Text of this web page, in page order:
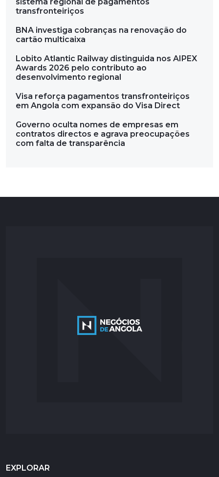
transfronteiriços
BNA investiga cobranças na renovação do
cartão multicaixa
Lobito Atlantic Railway distinguida nos AIPEX
Awards 2026 pelo contributo ao
desenvolvimento regional
Visa reforça pagamentos transfronteiriços
em Angola com expansão do Visa Direct
Governo oculta nomes de empresas em
contratos directos e agrava preocupações
com falta de transparência
EXPLORAR